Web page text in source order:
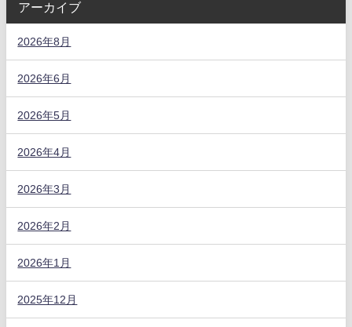
アーカイブ
2026年8月
2026年6月
2026年5月
2026年4月
2026年3月
2026年2月
2026年1月
2025年12月